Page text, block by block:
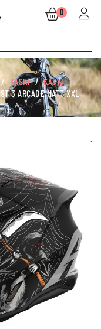
0
KASKI
KASKI
3 ARCADE MATT XXL